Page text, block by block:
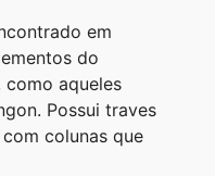
em
do
aqueles
Possui traves
colunas que